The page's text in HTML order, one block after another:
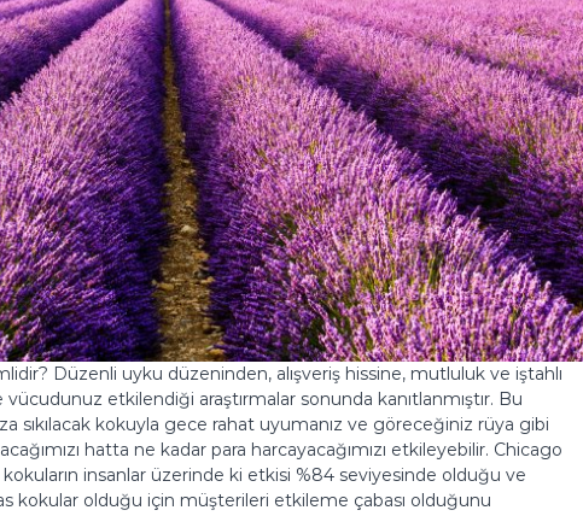
Düzenli uyku düzeninden, alışveriş hissine, mutluluk ve iştahlı
etkilendiği araştırmalar sonunda kanıtlanmıştır. Bu
sıkılacak kokuyla gece rahat uyumanız ve göreceğiniz rüya gibi
hatta ne kadar para harcayacağımızı etkileyebilir. Chicago
insanlar üzerinde ki etkisi %84 seviyesinde olduğu ve
kokular olduğu için müşterileri etkileme çabası olduğunu